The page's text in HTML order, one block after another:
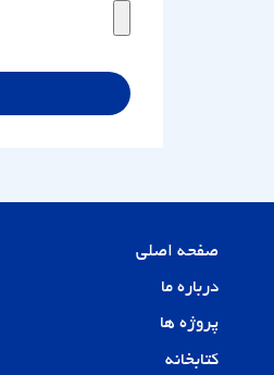
صفحه اصلی
درباره ما
پروژه ها
کتابخانه